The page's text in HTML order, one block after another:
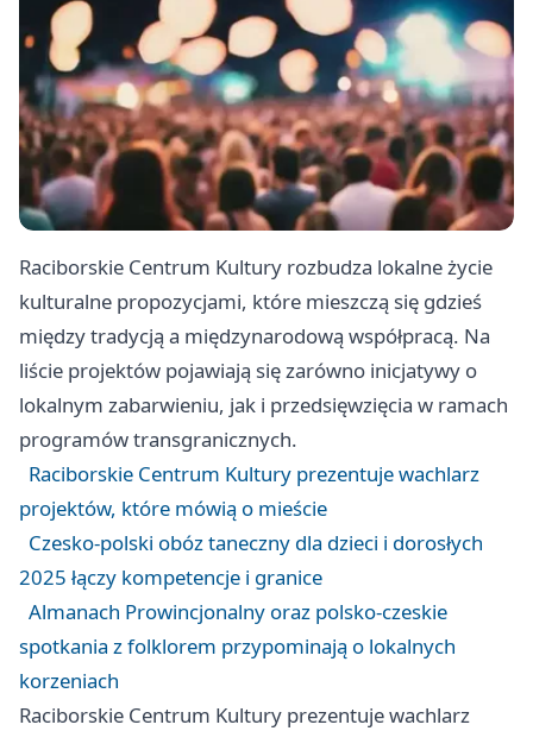
Raciborskie Centrum Kultury rozbudza lokalne życie
kulturalne propozycjami, które mieszczą się gdzieś
między tradycją a międzynarodową współpracą. Na
liście projektów pojawiają się zarówno inicjatywy o
lokalnym zabarwieniu, jak i przedsięwzięcia w ramach
programów transgranicznych.
Raciborskie Centrum Kultury prezentuje wachlarz
projektów, które mówią o mieście
Czesko-polski obóz taneczny dla dzieci i dorosłych
2025 łączy kompetencje i granice
Almanach Prowincjonalny oraz polsko-czeskie
spotkania z folklorem przypominają o lokalnych
korzeniach
Raciborskie Centrum Kultury prezentuje wachlarz